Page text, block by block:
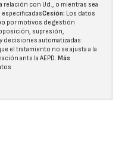
relación con Ud., o mientras sea
especificadasCesión: Los datos
por motivos de gestión
supresión,
decisiones automatizadas:
el tratamiento no se ajusta a la
ante la AEPD. Más